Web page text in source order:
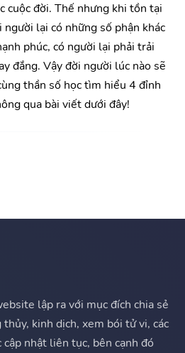
cuộc đời. Thế nhưng khi tồn tại
lại có những số phận khác
phúc, có người lại phải trải
đắng. Vậy đời người lúc nào sẽ
thần số học tìm hiểu 4 đỉnh
qua bài viết dưới đây!
lập ra với mục đích chia sẻ
kinh dịch, xem bói tử vi, các
nhật liên tục, bên cạnh đó